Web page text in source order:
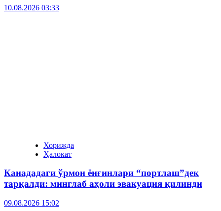
10.08.2026 03:33
Хорижда
Ҳалокат
Канададаги ўрмон ёнғинлари “портлаш”дек
тарқалди: минглаб аҳоли эвакуация қилинди
09.08.2026 15:02